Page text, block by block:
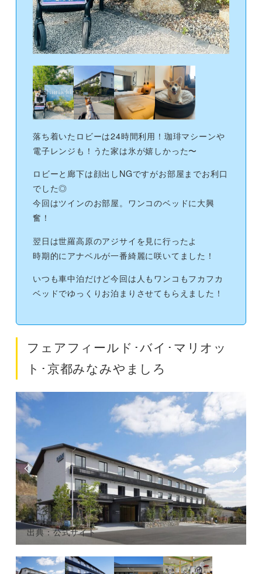
落ち着いたロビーは24時間利用！珈琲マシーンや
電子レンジも！うた家は氷が嬉しかった〜
ロビーと廊下は顔出しNGですがお部屋までお利口
でした◎
今回はツインのお部屋。ワンコのベッドに大興
奮！
翌日は世羅高原のアジサイを見に行ったよ
時期的にアナベルが一番綺麗に咲いてました！
いつも車中泊だけど今回は人もワンコもフカフカ
ベッドでゆっくりお泊まりさせてもらえました！
フェアフィールド･バイ･マリオッ
ト･京都みなみやましろ
出典：公式サイト